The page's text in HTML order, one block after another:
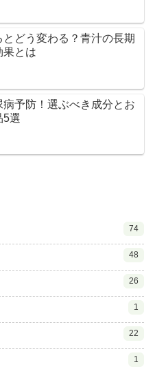
とどう変わる？青汁の長期
果とは
病予防！選ぶべき成分とお
5選
74
48
26
1
22
1